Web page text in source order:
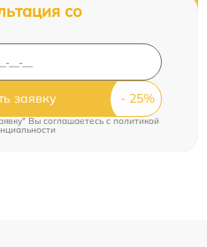
со
заявку
Вы соглашаетесь c политикой